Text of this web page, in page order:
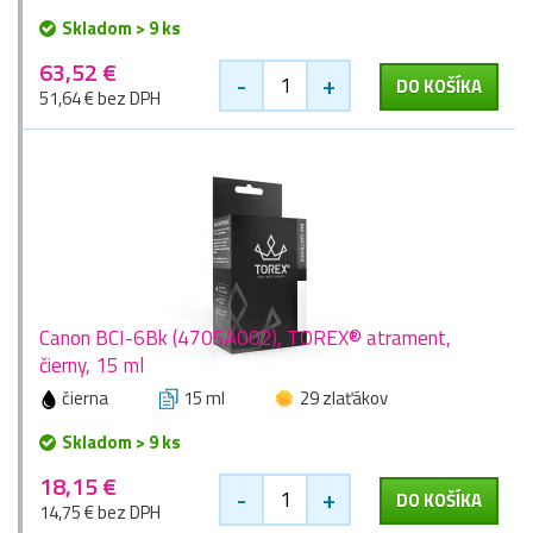
Skladom > 9 ks
63,52 €
51,64 € bez DPH - + DO KOŠÍKA
Canon BCI-6Bk (4705A002), TOREX® atrament,
čierny, 15 ml
čierna 15 ml
29 zlaťákov
Skladom > 9 ks
18,15 €
14,75 € bez DPH - + DO KOŠÍKA